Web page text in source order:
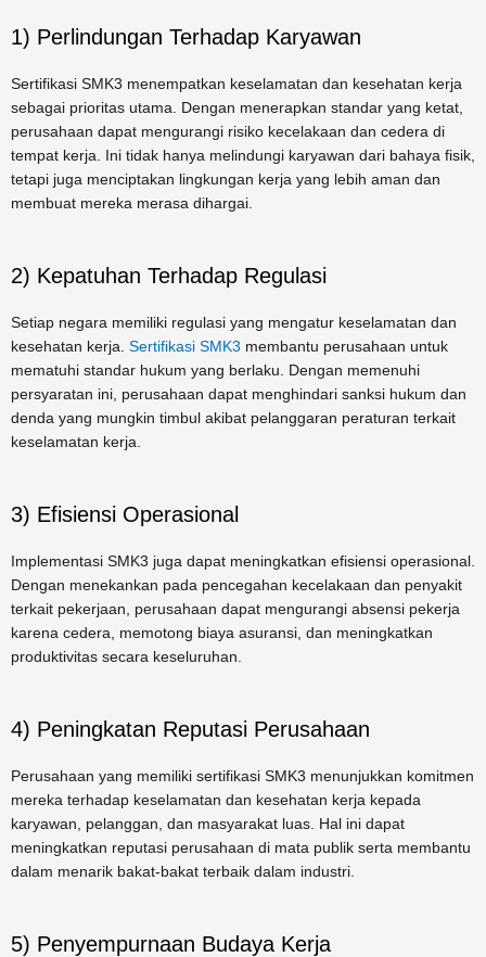
1) Perlindungan Terhadap Karyawan
Sertifikasi SMK3 menempatkan keselamatan dan kesehatan kerja
sebagai prioritas utama. Dengan menerapkan standar yang ketat,
perusahaan dapat mengurangi risiko kecelakaan dan cedera di
tempat kerja. Ini tidak hanya melindungi karyawan dari bahaya fisik,
tetapi juga menciptakan lingkungan kerja yang lebih aman dan
membuat mereka merasa dihargai.
2) Kepatuhan Terhadap Regulasi
Setiap negara memiliki regulasi yang mengatur keselamatan dan
kesehatan kerja. Sertifikasi SMK3 membantu perusahaan untuk
mematuhi standar hukum yang berlaku. Dengan memenuhi
persyaratan ini, perusahaan dapat menghindari sanksi hukum dan
denda yang mungkin timbul akibat pelanggaran peraturan terkait
keselamatan kerja.
3) Efisiensi Operasional
Implementasi SMK3 juga dapat meningkatkan efisiensi operasional.
Dengan menekankan pada pencegahan kecelakaan dan penyakit
terkait pekerjaan, perusahaan dapat mengurangi absensi pekerja
karena cedera, memotong biaya asuransi, dan meningkatkan
produktivitas secara keseluruhan.
4) Peningkatan Reputasi Perusahaan
Perusahaan yang memiliki sertifikasi SMK3 menunjukkan komitmen
mereka terhadap keselamatan dan kesehatan kerja kepada
karyawan, pelanggan, dan masyarakat luas. Hal ini dapat
meningkatkan reputasi perusahaan di mata publik serta membantu
dalam menarik bakat-bakat terbaik dalam industri.
5) Penyempurnaan Budaya Kerja